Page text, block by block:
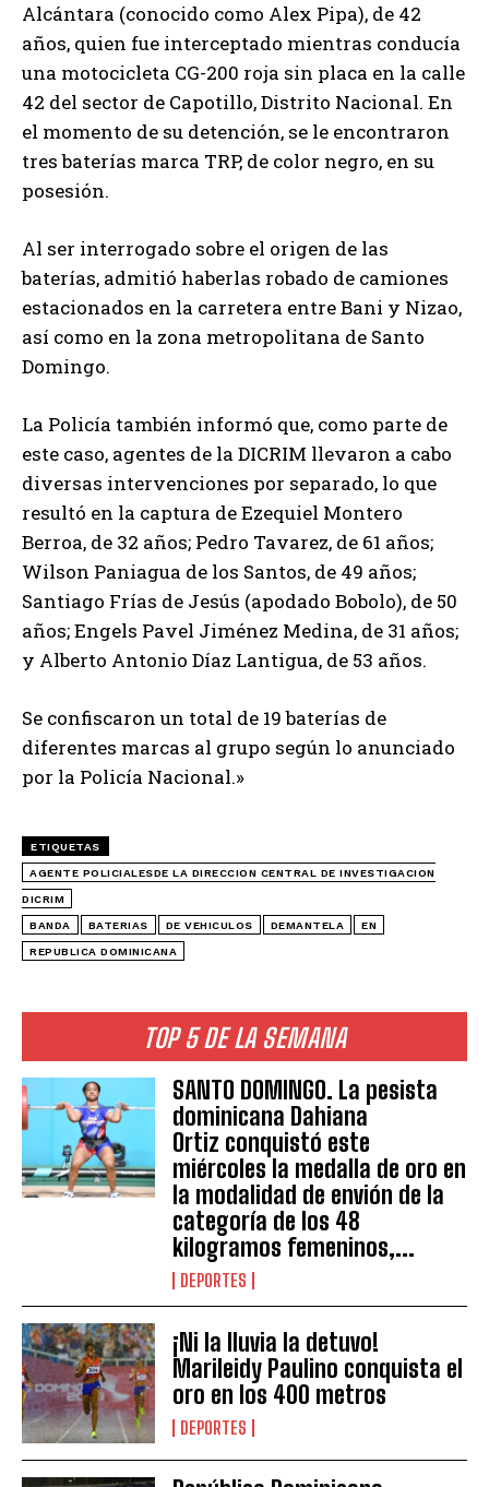
TOP 5 DE LA SEMANA
SANTO DOMINGO. La pesista
dominicana Dahiana
Ortiz conquistó este
miércoles la medalla de oro en
la modalidad de envión de la
categoría de los 48
kilogramos femeninos,...
DEPORTES
¡Ni la lluvia la detuvo!
Marileidy Paulino conquista el
oro en los 400 metros
DEPORTES
Alcántara (conocido como Alex Pipa), de 42
años, quien fue interceptado mientras conducía
una motocicleta CG-200 roja sin placa en la calle
42 del sector de Capotillo, Distrito Nacional. En
el momento de su detención, se le encontraron
tres baterías marca TRP, de color negro, en su
posesión.
Al ser interrogado sobre el origen de las
baterías, admitió haberlas robado de camiones
estacionados en la carretera entre Bani y Nizao,
así como en la zona metropolitana de Santo
Domingo.
La Policía también informó que, como parte de
este caso, agentes de la DICRIM llevaron a cabo
diversas intervenciones por separado, lo que
resultó en la captura de Ezequiel Montero
Berroa, de 32 años; Pedro Tavarez, de 61 años;
Wilson Paniagua de los Santos, de 49 años;
Santiago Frías de Jesús (apodado Bobolo), de 50
años; Engels Pavel Jiménez Medina, de 31 años;
y Alberto Antonio Díaz Lantigua, de 53 años.
Se confiscaron un total de 19 baterías de
diferentes marcas al grupo según lo anunciado
por la Policía Nacional.»
ETIQUETAS
AGENTE POLICIALESDE LA DIRECCION CENTRAL DE INVESTIGACION
DICRIM
BANDA BATERIAS DE VEHICULOS DEMANTELA EN
REPUBLICA DOMINICANA